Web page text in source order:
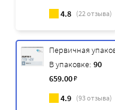
4.8 (22отзыва)
Первичная
В упаковке: 90
659.00₽
4.9 (93отзыва)